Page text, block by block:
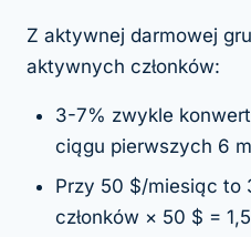
Z aktywnej darmowej
aktywnych członków:
3-7% zwykle
ciągu pierwszych 6
Przy 50 $/miesiąc to
członków × 50 $ =